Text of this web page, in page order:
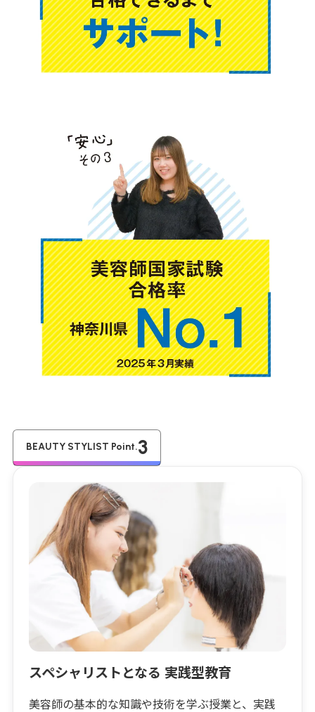
BEAUTY STYLIST Point.3
スペシャリストとなる 実践型教育
美容師の基本的な知識や技術を学ぶ授業と、実践